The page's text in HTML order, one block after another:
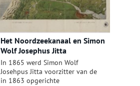
Het Noordzeekanaal en Simon
Wolf Josephus Jitta
In 1865 werd Simon Wolf
Josehpus Jitta voorzitter van de
in 1863 opgerichte